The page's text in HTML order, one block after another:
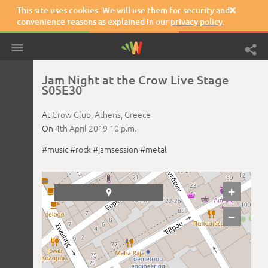
This site usescookies. We will use them for security and
convenience reasons as explained in our privacy policy.

Jam Night at the Crow Live Stage
S05E30
At Crow Club, Athens, Greece
On 4th April 2019 10 p.m.
#music#rock#jamsession #metal

+
−